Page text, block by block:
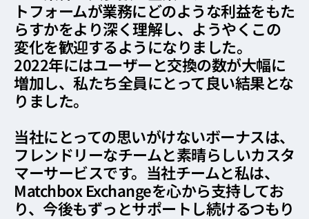
トフォームが業務にどのような利益をもた
らすかをより深く理解し、ようやくこの
変化を歓迎するようになりました。
2022年にはユーザーと交換の数が大幅に
増加し、私たち全員にとって良い結果とな
りました。
当社にとっての思いがけないボーナスは、
フレンドリーなチームと素晴らしいカスタ
マーサービスです。当社チームと私は、
Matchbox Exchangeを心から支持してお
り、今後もずっとサポートし続けるつもり